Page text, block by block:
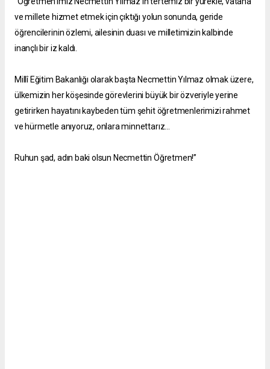
ve millete hizmet etmek için çıktığı yolun sonunda, geride
öğrencilerinin özlemi, ailesinin duası ve milletimizin kalbinde
inançlı bir iz kaldı.
Millî Eğitim Bakanlığı olarak başta Necmettin Yılmaz olmak üzere,
ülkemizin her köşesinde görevlerini büyük bir özveriyle yerine
getirirken hayatını kaybeden tüm şehit öğretmenlerimizi rahmet
ve hürmetle anıyoruz, onlara minnettarız…
Ruhun şad, adın baki olsun Necmettin Öğretmen!”